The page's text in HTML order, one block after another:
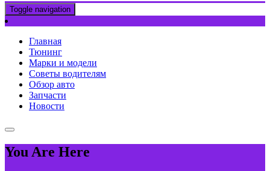
Toggle navigation
Главная
Тюнинг
Марки и модели
Советы водителям
Обзор авто
Запчасти
Новости
You Are Here